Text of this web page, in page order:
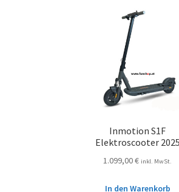
Inmotion S1F
Elektroscooter 2025
1.099,00€ inkl. MwSt.
In den Warenkorb